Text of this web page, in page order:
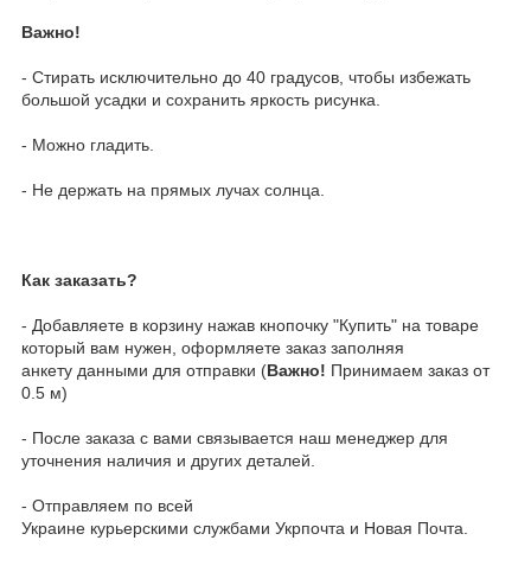
Важно!
- Стирать исключительно до 40 градусов, чтобы избежать
большой усадки и сохранить яркость рисунка.
- Можно гладить.
- Не держать на прямых лучах солнца.
Как заказать?
- Добавляете в корзину нажав кнопочку "Купить" на товаре
который вам нужен, оформляете заказ заполняя
анкету данными для отправки (Важно! Принимаем заказ от
0.5 м)
- После заказа с вами связывается наш менеджер для
уточнения наличия и других деталей.
- Отправляем по всей
Украине курьерскими службами Укрпочта и Новая Почта.